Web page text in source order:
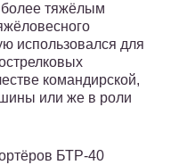
более тяжёлым
использовался для
командирской,
или же в роли
БТР-40